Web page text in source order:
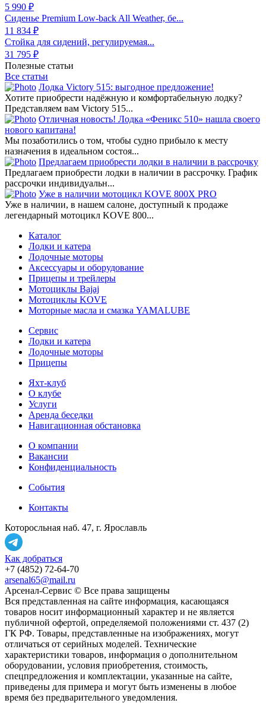
5 990 ₽
Сиденье Premium Low-back All Weather, бе...
11 834 ₽
Стойка для сидений, регулируемая...
31 795 ₽
Полезные статьи
Все статьи
Лодка Victory 515: выгодное предложение!
Хотите приобрести надёжную и комфортабельную лодку?
Представляем вам Victory 515...
Отличная новость! Лодка «Феникс 510» нашла своего
нового капитана!
Мы позаботились о том, чтобы судно прибыло к месту
назначения в идеальном состоя...
Предлагаем приобрести лодки в наличии в рассрочку
Предлагаем приобрести лодки в наличии в рассрочку. График
рассрочки индивидуальн...
Уже в наличии мотоцикл KOVE 800X PRO
Уже в наличии, в нашем салоне, доступный к продаже
легендарный мотоцикл KOVE 800...
Каталог
Лодки и катера
Лодочные моторы
Аксессуары и оборудование
Прицепы и трейлеры
Мотоциклы Bajaj
Мотоциклы KOVE
Моторные масла и смазка YAMALUBE
Сервис
Лодки и катера
Лодочные моторы
Прицепы
Яхт-клуб
О клубе
Услуги
Аренда беседки
Навигационная обстановка
О компании
Вакансии
Конфиденциальность
События
Контакты
Которосльная наб. 47, г. Ярославль
Как добраться
+7 (4852) 72-64-70
arsenal65@mail.ru
Aрсенал-Сервис © Все права защищены
Вся представленная на сайте информация, касающаяся
товаров носит информационный характер и не является
публичной офертой, определяемой положениями ст. 437 (2)
ГК РФ. Товары, представленные на изображениях, могут
отличаться от серийных моделей. Технические
характеристики товаров, информация о дополнительном
оборудовании, условия приобретения, стоимость,
спецпредложения и комплектации, указанные на сайте,
приведены для примера и могут быть изменены в любое
время без предварительного уведомления.